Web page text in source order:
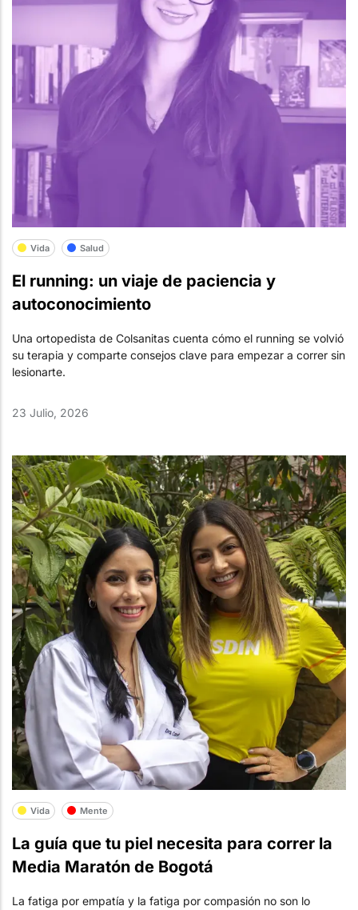
Vida Salud
El running: un viaje de paciencia y
autoconocimiento
Una ortopedista de Colsanitas cuenta cómo el running se volvió
su terapia y comparte consejos clave para empezar a correr sin
lesionarte.
23 Julio, 2026
Vida Mente
La guía que tu piel necesita para correr la
Media Maratón de Bogotá
La fatiga por empatía y la fatiga por compasión no son lo